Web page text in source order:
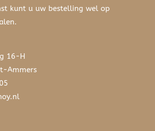
kunt u uw bestelling wel op
16-H
Ammers